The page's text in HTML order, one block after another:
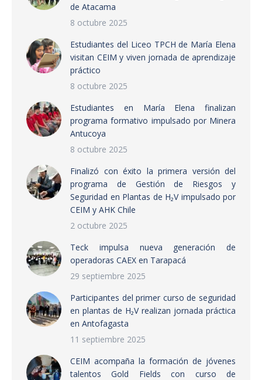
de Atacama
8 octubre 2025
Estudiantes del Liceo TPCH de María Elena
visitan CEIM y viven jornada de aprendizaje
práctico
8 octubre 2025
Estudiantes en María Elena finalizan
programa formativo impulsado por Minera
Antucoya
8 octubre 2025
Finalizó con éxito la primera versión del
programa de Gestión de Riesgos y
Seguridad en Plantas de H₂V impulsado por
CEIM y AHK Chile
2 octubre 2025
Teck impulsa nueva generación de
operadoras CAEX en Tarapacá
29 septiembre 2025
Participantes del primer curso de seguridad
en plantas de H₂V realizan jornada práctica
en Antofagasta
11 septiembre 2025
CEIM acompaña la formación de jóvenes
talentos Gold Fields con curso de